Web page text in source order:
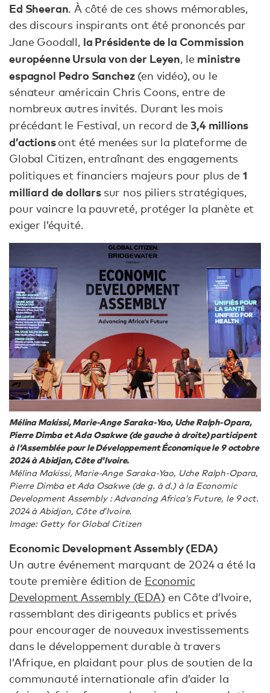
Ed Sheeran. À côté de ces shows mémorables,
des discours inspirants ont été prononcés par
Jane Goodall, la Présidente de la Commission
européenne Ursula von der Leyen, le ministre
espagnol Pedro Sanchez(en vidéo), ou le
sénateur américain Chris Coons, entre de
nombreux autres invités. Durant les mois
précédant le Festival, un record de3,4 millions
d’actionsont été menées sur la plateforme de
Global Citizen, entraînant des engagements
politiques et financiers majeurs pour plus de 1
milliard de dollars sur nos piliers stratégiques,
pour vaincre la pauvreté, protéger la planète et
exiger l’équité.
Mélina Makissi, Marie-Ange Saraka-Yao, Uche Ralph-Opara,
Pierre Dimba et Ada Osakwe (de gauche à droite) participent
à l'Assemblée pour le Développement Économique le 9 octobre
2024 à Abidjan, Côte d'Ivoire.
Mélina Makissi, Marie-Ange Saraka-Yao, Uche Ralph-Opara,
Pierre Dimba et Ada Osakwe (de g. à d.) à la Economic
Development Assembly : Advancing Africa’s Future, le 9 oct.
2024 à Abidjan, Côte d’Ivoire.
Image: Getty for Global Citizen
Economic Development Assembly (EDA)
Un autre événement marquant de 2024 a été la
toute première édition de Economic
Development Assembly (EDA) en Côte d’Ivoire,
rassemblant des dirigeants publics et privés
pour encourager de nouveaux investissements
dans le développement durable à travers
l’Afrique, en plaidant pour plus de soutien de la
communauté internationale afin d’aider la